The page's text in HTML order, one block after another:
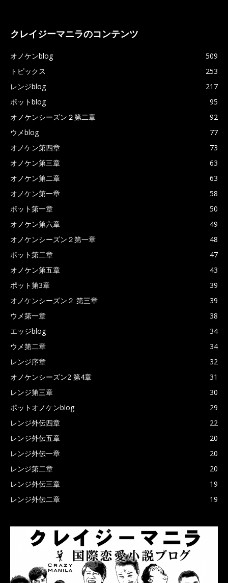
クレイジーマニラのコンテンツ
オノケンblog
509
トピックス
253
レンジblog
217
ポットblog
95
オノケンシーズン２第二章
92
ウメblog
77
オノケン第四章
73
オノケン第三章
63
オノケン第二章
63
オノケン第一章
58
ポット第一章
50
オノケン第六章
49
オノケンシーズン２第一章
48
ポット第二章
47
オノケン第五章
43
ポット第3章
39
オノケンシーズン２ 第三章
39
ウメ第一章
38
エッジblog
34
ウメ第二章
34
レンジ序章
32
オノケンシーズン2 第4章
31
レンジ第三章
30
ポットオノケンblog
29
レンジ外伝四章
22
レンジ外伝五章
20
レンジ外伝一章
20
レンジ第二章
20
レンジ外伝三章
19
レンジ外伝二章
19